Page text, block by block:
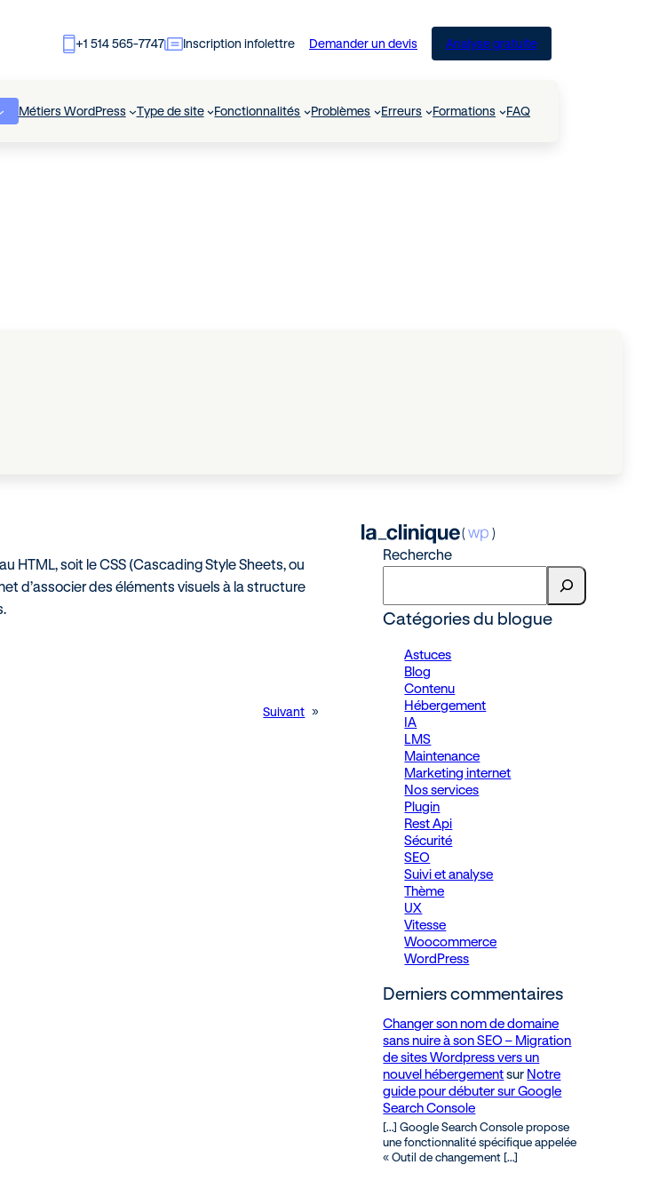
+1 514 565-7747 Inscription infolettre Demander un devis Analyse gratuite
Métiers WordPress Type de site Fonctionnalités Problèmes Erreurs Formations FAQ
HTML, soit le CSS (Cascading Style Sheets, ou
d’associer des éléments visuels à la structure
Suivant »
Recherche
Catégories du blogue
Astuces
Blog
Contenu
Hébergement
IA
LMS
Maintenance
Marketing internet
Nos services
Plugin
Rest Api
Sécurité
SEO
Suivi et analyse
Thème
UX
Vitesse
Woocommerce
WordPress
Derniers commentaires
Changer son nom de domaine
sans nuire à son SEO – Migration
de sites Wordpress vers un
nouvel hébergementsur Notre
guide pour débuter sur Google
Search Console
[…] Google Search Console propose
une fonctionnalité spécifique appelée
« Outil de changement […]